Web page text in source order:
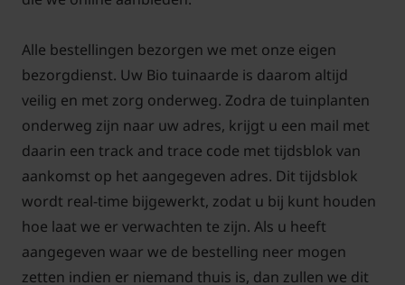
Alle bestellingen bezorgen we met onze eigen
bezorgdienst. Uw Bio tuinaarde is daarom altijd
veilig en met zorg onderweg. Zodra de tuinplanten
onderweg zijn naar uw adres, krijgt u een mail met
daarin een track and trace code met tijdsblok van
aankomst op het aangegeven adres. Dit tijdsblok
wordt real-time bijgewerkt, zodat u bij kunt houden
hoe laat we er verwachten te zijn. Als u heeft
aangegeven waar we de bestelling neer mogen
zetten indien er niemand thuis is, dan zullen we dit